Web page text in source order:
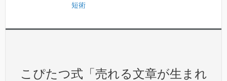
短術
こぴたつ式「売れる文章が生まれ